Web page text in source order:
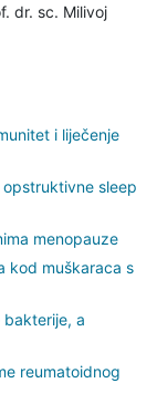
dr. sc. Milivoj
i liječenje
sleep
menopauze
kod muškaraca s
a
reumatoidnog